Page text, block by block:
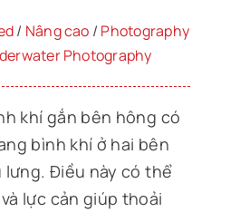
/ Nâng cao / Photography
Photography
khí gắn bên hông có
bình khí ở hai bên
lưng. Điều này có thể
lực cản giúp thoải